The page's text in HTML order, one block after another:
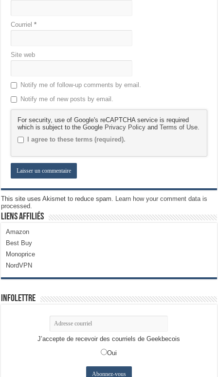
Courriel*
Site web
Notify me of follow-up comments by email.
Notify me of new posts by email.
For security, use of Google's reCAPTCHA service is required
which is subject to the Google Privacy Policy andTerms of Use
I agree to these terms (required).
This site uses Akismet to reduce spam.
Learn how your comment data is
processed.
Liens Affiliés
Amazon
Best Buy
Monoprice
NordVPN
Infolettre
J’accepte de recevoir des courriels de Geekbecois
Oui